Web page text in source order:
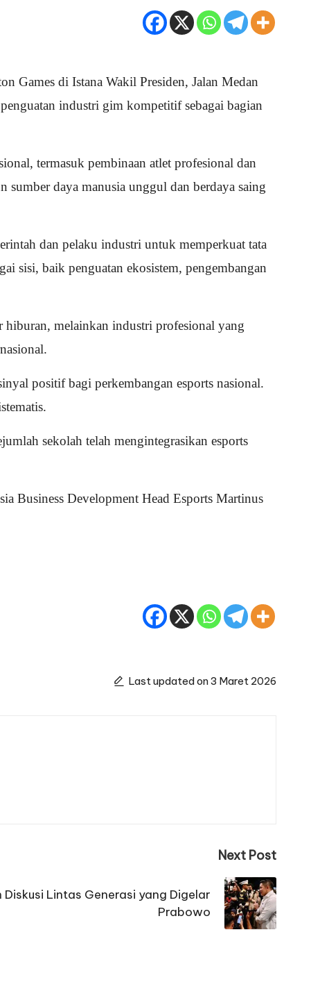
Games di Istana Wakil Presiden, Jalan Medan
industri gim kompetitif sebagai bagian
termasuk pembinaan atlet profesional dan
sumber daya manusia unggul dan berdaya saing
dan pelaku industri untuk memperkuat tata
sisi, baik penguatan ekosistem, pengembangan
melainkan industri profesional yang
positif bagi perkembangan esports nasional.
sekolah telah mengintegrasikan esports
Business Development Head Esports Martinus
Last updated on 3 Maret 2026
Next Post
Diskusi Lintas Generasi yang Digelar
Prabowo